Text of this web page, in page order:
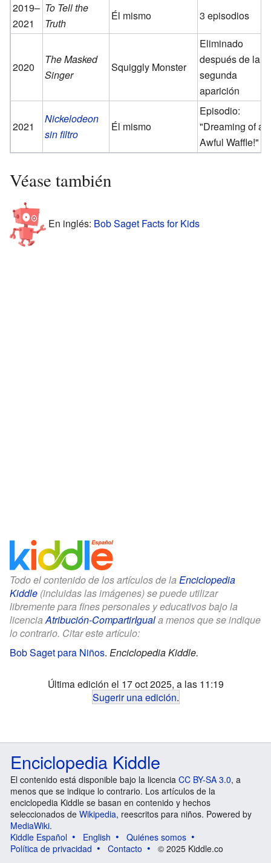
2019–
2021
To Tell the
Truth
Él mismo 3 episodios
2020
The Masked
Singer
Squiggly Monster
Eliminado
después de la
segunda
aparición
2021
Nickelodeon
sin filtro
Él mismo
Episodio:
"Dreaming of an
Awful Waffle!"
Véase también
En inglés: Bob Saget Facts for Kids
Todo el contenido de los artículos de la Enciclopedia
Kiddle (incluidas las imágenes) se puede utilizar
libremente para fines personales y educativos bajo la
licenciaAtribución-CompartirIguala menos que se indique
lo contrario. Citar este artículo:
Bob Saget para Niños. Enciclopedia Kiddle.
Última edición el 17 oct 2025, a las 11:19
Sugerir una edición.
Enciclopedia Kiddle
El contenido está disponible bajo la licencia CC BY-SA 3.0, a
menos que se indique lo contrario. Los artículos de la
enciclopedia Kiddle se basan en contenido y hechos
seleccionados de Wikipedia, reescritos para niños. Powered by
MediaWiki.
Kiddle Español
English
Quiénes somos
Política de privacidad
Contacto © 2025 Kiddle.co